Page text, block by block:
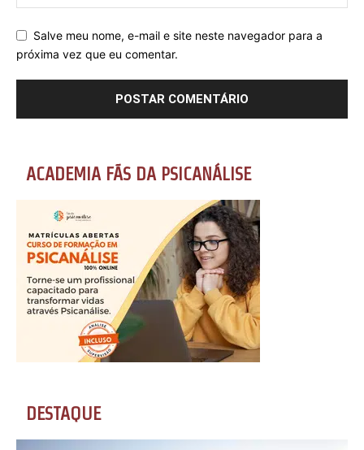
Salve meu nome, e-mail e site neste navegador para a
próxima vez que eu comentar.
ACADEMIA FÃS DA PSICANÁLISE
DESTAQUE